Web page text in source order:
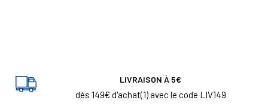
LIVRAISON À 5€
dès 149€ d'achat(1) avec le code LIV149